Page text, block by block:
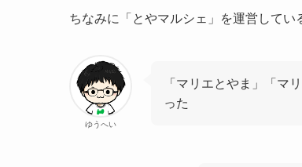
ちなみに「とやマルシェ」を運営してい
ゆうへい
「マリエとやま」「マ
った